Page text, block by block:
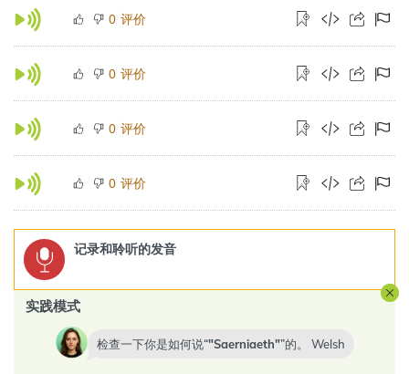
0 评价
0 评价
0 评价
0 评价
记录和聆听的发音
实践模式
检查一下你是如何说“ Saerniaeth ”的。 Welsh